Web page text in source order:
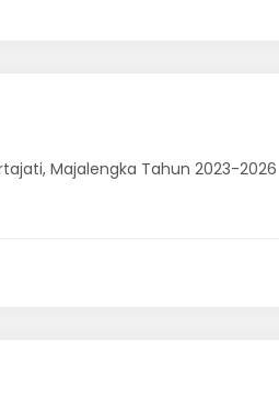
Majalengka Tahun 2023-2026